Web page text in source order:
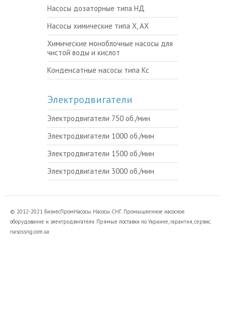
Насосы дозаторные типа НД
Насосы химические типа Х, АХ
Химические моноблочные насосы для
чистой воды и кислот
Конденсатные насосы типа Кс
Электродвигатели
Электродвигатели 750 об./мин
Электродвигатели 1000 об./мин
Электродвигатели 1500 об./мин
Электродвигатели 3000 об./мин
© 2012-2021 БизнесПромНасосы. Насосы СНГ. Промышленное насосное
оборудование и электродвигатели. Прямые поставки по Украине, гарантия, сервис.
nasossng.com.ua